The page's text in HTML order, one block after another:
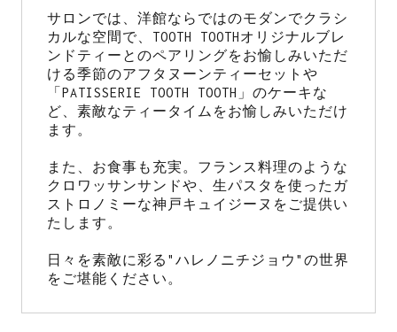
サロンでは、洋館ならではのモダンでクラシ
カルな空間で、TOOTH TOOTHオリジナルブレ
ンドティーとのペアリングをお愉しみいただ
ける季節のアフタヌーンティーセットや
「PATISSERIE TOOTH TOOTH」のケーキな
ど、素敵なティータイムをお愉しみいただけ
ます。
また、お食事も充実。フランス料理のような
クロワッサンサンドや、生パスタを使ったガ
ストロノミーな神戸キュイジーヌをご提供い
たします。
日々を素敵に彩る"ハレノニチジョウ"の世界
をご堪能ください。